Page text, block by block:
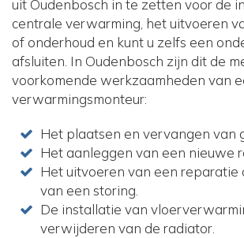
uit Oudenbosch in te zetten voor de
centrale verwarming, het uitvoeren
of onderhoud en kunt u zelfs een
afsluiten. In Oudenbosch zijn dit de
voorkomende werkzaamheden van
verwarmingsmonteur:
Het plaatsen en vervangen van
Het aanleggen van een nieuwe
Het uitvoeren van een reparatie
van een storing.
De installatie van
verwijderen van de radiator.